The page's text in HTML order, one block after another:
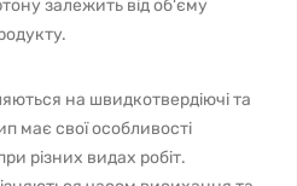
залежить від об'єму
на швидкотвердіючі та
має свої особливості
різних видах робіт.